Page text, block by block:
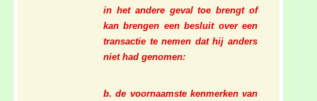
in het andere geval toe brengt of
kan brengen een besluit over een
transactie te nemen dat hij anders
niet had genomen:
b. de voornaamste kenmerken van